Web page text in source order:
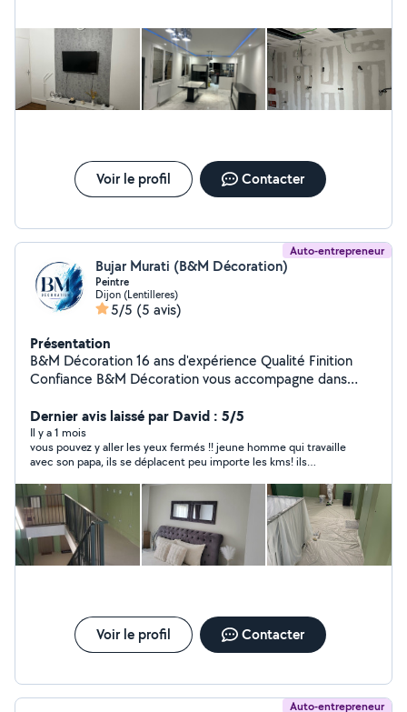
Voir le profil Contacter
Auto-entrepreneur
Bujar Murati (B&M Décoration)
Peintre
Dijon (Lentilleres)
5/5 (5 avis)
Présentation
B&M Décoration 16 ans d'expérience Qualité Finition
Confiance B&M Décoration vous accompagne dans
intérieur avec un travail soigné et des finitions Nos
services : Peinture intérieure / extérieure Enduit &
ratissage Bandes à joints Pose de papier peint Pose de
toile de verre Parquet & lino Pourquoi nous choisir ? 16
ans d'expérience Travail propre et professionnel
Respect des délais Conseils personnalisés Devis gratuit
Dernier avis laissé par David : 5/5
Il y a 1 mois
vous pouvez y aller les yeux fermés !! jeune homme qui travaille
avec son papa, ils se déplacent peu importe les kms! ils
impression de peinture est déjà faite. je ne peux que
recommander vraiment.
Voir le profil Contacter
Auto-entrepreneur